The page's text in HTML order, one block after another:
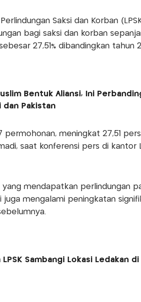
Saksi dan Korban
bagi saksi dan korban
27,51% dibandingkan tahun
Bentuk Aliansi, Ini
dan Pakistan
permohonan, meningkat 27,51
saat konferensi pers di kantor
mendapatkan perlindungan
juga mengalami peningkatan
Sambangi Lokasi Ledakan di